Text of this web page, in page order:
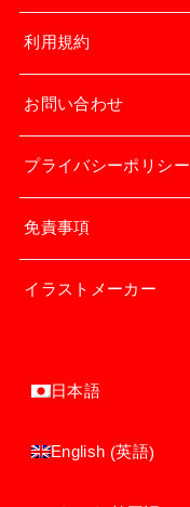
利用規約
お問い合わせ
プライバシーポリシー
免責事項
イラストメーカー
日本語
English (英語)